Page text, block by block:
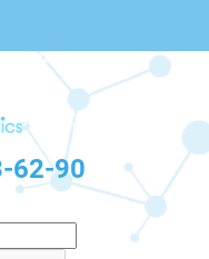
до 20:00
62-90